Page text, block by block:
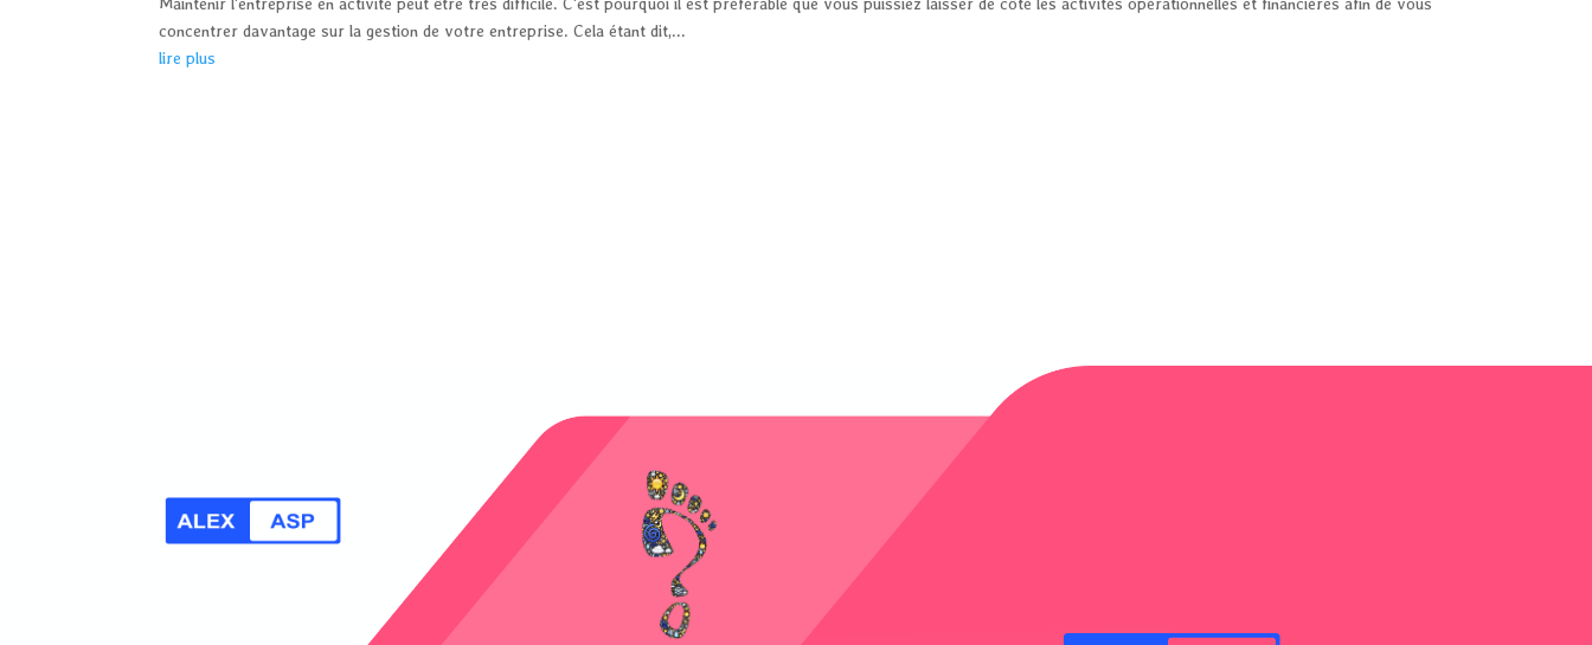
concentrer davantage sur la gestion de votre entreprise. Cela étant dit,...
lire plus